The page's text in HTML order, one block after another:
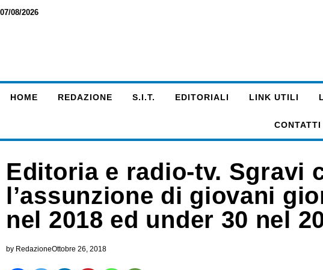
07/08/2026
HOME REDAZIONE S.I.T. EDITORIALI LINK UTILI
CONTATTI
Editoria e radio-tv. Sgravi
l’assunzione di giovani
nel 2018 ed under 30 nel
by RedazioneOttobre 26, 2018